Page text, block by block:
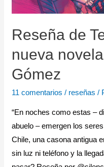
Reseña de
nueva
Gómez
11 comentarios / reseñas /
“En noches como estas –
abuelo – emergen los
Chile, una casona antigua
sin luz ni teléfono y la